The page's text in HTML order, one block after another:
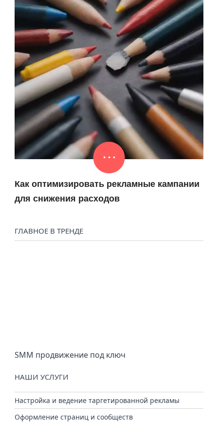
Как оптимизировать рекламные кампании
для снижения расходов
ГЛАВНОЕ В ТРЕНДЕ
SMM продвижение под ключ
НАШИ УСЛУГИ
Настройка и ведение таргетированной рекламы
Оформление страниц и сообществ